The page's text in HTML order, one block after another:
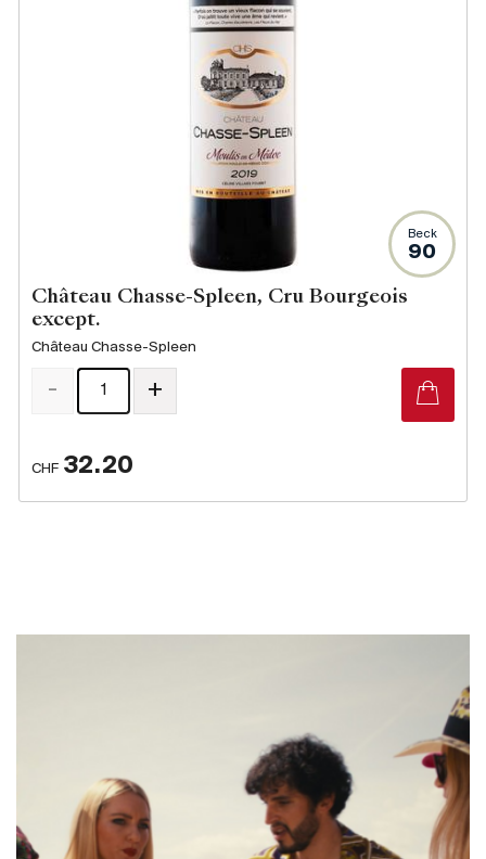
Beck
90
Château Chasse-Spleen, Cru Bourgeois
except.
Château Chasse-Spleen
CHF 32.20
- +